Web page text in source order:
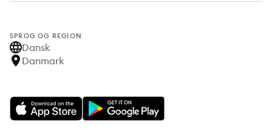
SPROG OG REGION
Dansk
Danmark